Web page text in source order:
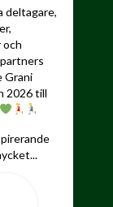
deltagare,
och
Grani
2026 till